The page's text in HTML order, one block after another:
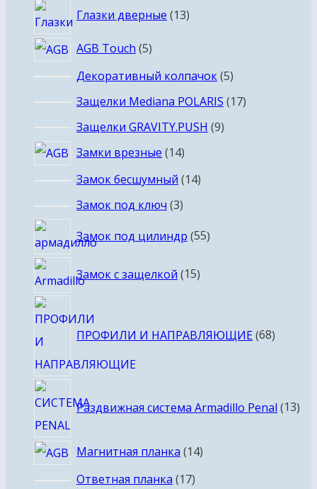
Глазки дверные 1313
AGB Touch 55
товаров
Декоративный колпачок 55
товаров
Защелки Mediana POLARIS 1717
Защелки GRAVITY.PUSH 99
Замки врезные 1414
товаров
Замок бесшумный 1414
Замок под ключ 33
Замок под цилиндр 5555
Замок с защелкой 1515
ПРОФИЛИ И НАПРАВЛЯЮЩИЕ 68
Раздвижная система Armadillo Penal 13
Магнитная планка 1414
Ответная планка 1717